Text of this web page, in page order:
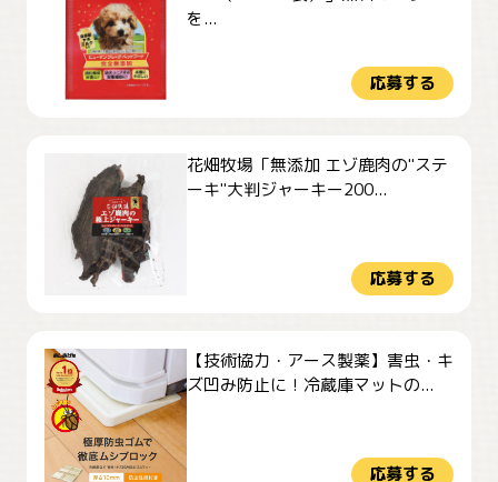
を...
応募する
花畑牧場「無添加 エゾ鹿肉の"ステ
ーキ"大判ジャーキー200...
応募する
【技術協力・アース製薬】害虫・キ
ズ凹み防止に！冷蔵庫マットの...
応募する